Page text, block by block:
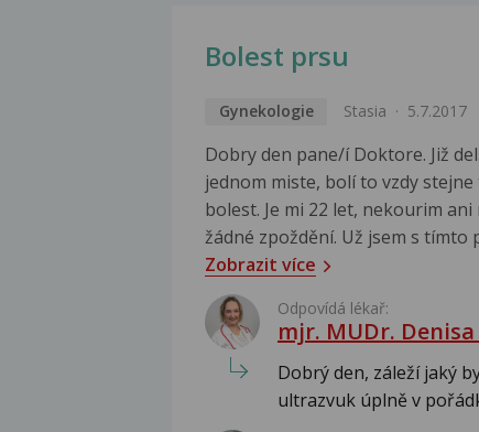
Bolest prsu
Gynekologie Stasia 5.7.2017
Dobry den pane/í Doktore. Již
jednom miste, bolí to vzdy
bolest. Je mi 22 let, nekourim
žádné zpoždění. Už jsem s tímto
Zobrazit více
Odpovídá lékař:
mjr. MUDr.
Dobrý den, záleží jaký
ultrazvuk úplně v